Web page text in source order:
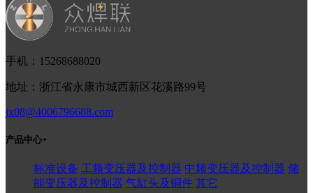
手机：15268688020
地址：浙江省永康市城西新区花溪路99号
jx08@4006796688.com
产品中心+
标准设备 工频变压器及控制器 中频变压器及控制器 储
能变压器及控制器 气缸头及铜件 其它